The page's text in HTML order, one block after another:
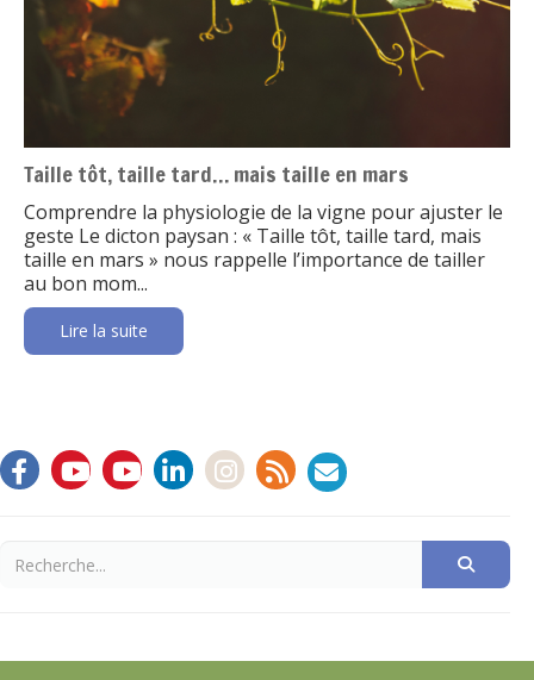
Taille tôt, taille tard… mais taille en mars
Comprendre la physiologie de la vigne pour ajuster le
geste Le dicton paysan : « Taille tôt, taille tard, mais
taille en mars » nous rappelle l’importance de tailler
au bon mom...
Lire la suite